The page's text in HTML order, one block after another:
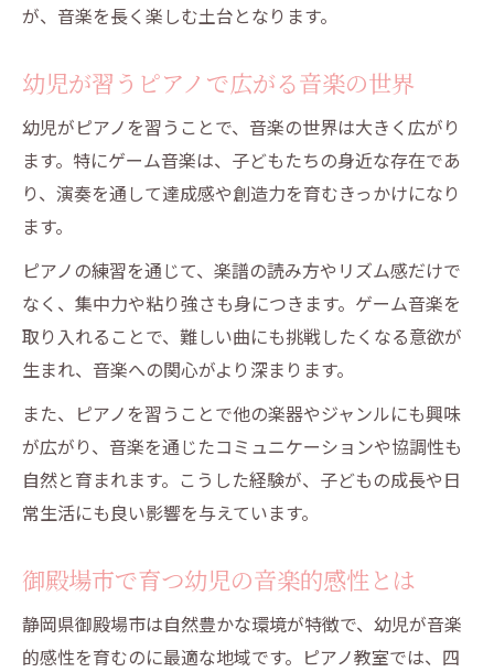
が、音楽を長く楽しむ土台となります。
幼児が習うピアノで広がる音楽の世界
幼児がピアノを習うことで、音楽の世界は大きく広がり
ます。特にゲーム音楽は、子どもたちの身近な存在であ
り、演奏を通して達成感や創造力を育むきっかけになり
ます。
ピアノの練習を通じて、楽譜の読み方やリズム感だけで
なく、集中力や粘り強さも身につきます。ゲーム音楽を
取り入れることで、難しい曲にも挑戦したくなる意欲が
生まれ、音楽への関心がより深まります。
また、ピアノを習うことで他の楽器やジャンルにも興味
が広がり、音楽を通じたコミュニケーションや協調性も
自然と育まれます。こうした経験が、子どもの成長や日
常生活にも良い影響を与えています。
御殿場市で育つ幼児の音楽的感性とは
静岡県御殿場市は自然豊かな環境が特徴で、幼児が音楽
的感性を育むのに最適な地域です。ピアノ教室では、四